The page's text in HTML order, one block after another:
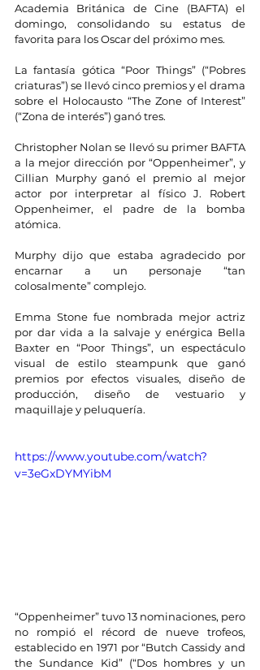
Academia Británica de Cine (BAFTA) el
domingo, consolidando su estatus de
favorita para los Oscar del próximo mes.
La fantasía gótica “Poor Things” (“Pobres
criaturas”) se llevó cinco premios y el drama
sobre el Holocausto “The Zone of Interest”
(“Zona de interés”) ganó tres.
Christopher Nolan se llevó su primer BAFTA
a la mejor dirección por “Oppenheimer”, y
Cillian Murphy ganó el premio al mejor
actor por interpretar al físico J. Robert
Oppenheimer, el padre de la bomba
atómica.
Murphy dijo que estaba agradecido por
encarnar a un personaje “tan
colosalmente” complejo.
Emma Stone fue nombrada mejor actriz
por dar vida a la salvaje y enérgica Bella
Baxter en “Poor Things”, un espectáculo
visual de estilo steampunk que ganó
premios por efectos visuales, diseño de
producción, diseño de vestuario y
maquillaje y peluquería.
https://www.youtube.com/watch?
v=3eGxDYMYibM
“Oppenheimer” tuvo 13 nominaciones, pero
no rompió el récord de nueve trofeos,
establecido en 1971 por “Butch Cassidy and
the Sundance Kid” (“Dos hombres y un